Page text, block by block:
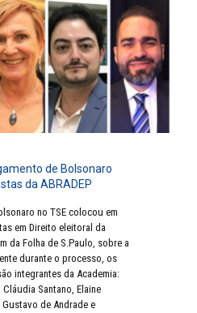
de Bolsonaro
da ABRADEP
no TSE colocou em
em Direito eleitoral da
da Folha de S.Paulo, sobre a
durante o processo, os
integrantes da Academia:
Santano, Elaine
de Andrade e